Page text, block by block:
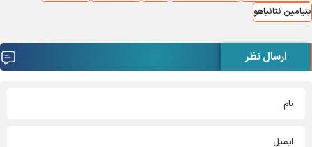
بنیامین نتانیاهو
ارسال نظر